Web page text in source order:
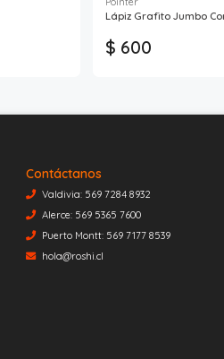
Lápiz Grafito Jumbo
$ 600
Contáctanos
Valdivia: 569 7284 8932
Alerce: 569 5365 7600
Puerto Montt: 569 7177 8539
hola@roshi.cl